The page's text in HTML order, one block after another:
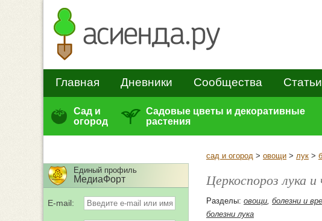
Главная Дневники Сообщества Статьи
Сад и
огород
Садовые цветы и декоративные
растения
сад и огород > овощи > лук >
Церкоспороз лука и
Разделы: овощи, болезни и
болезни лука
Единый профиль
МедиаФорт
E-mail: